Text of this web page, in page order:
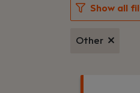
Show all
Other